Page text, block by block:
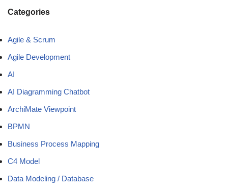
Categories
Agile & Scrum
Agile Development
AI
AI Diagramming Chatbot
ArchiMate Viewpoint
BPMN
Business Process Mapping
C4 Model
Data Modeling / Database